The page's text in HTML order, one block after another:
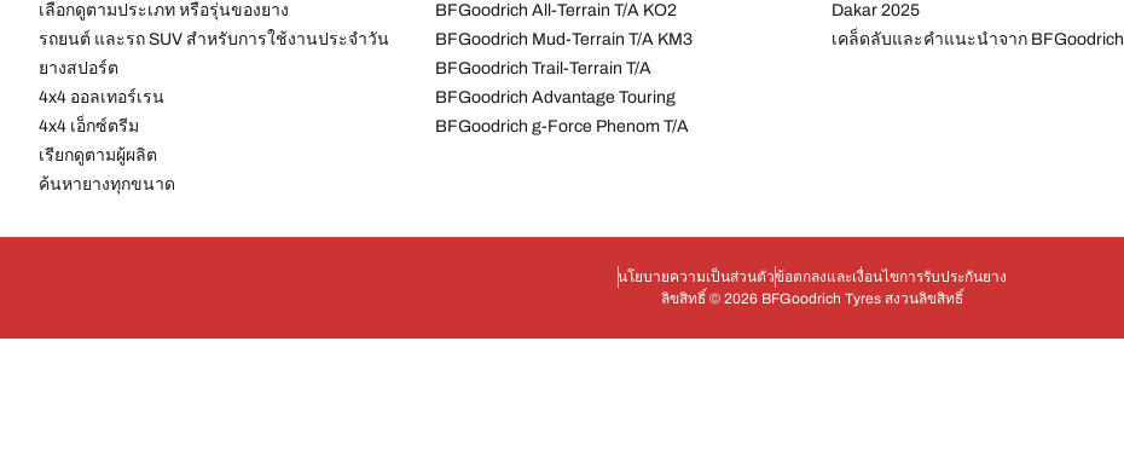
เลือกดูตามประเภท หรือรุ่นของยาง
รถยนต์ และรถ SUV สำหรับการใช้งานประจำวัน
ยางสปอร์ต
4x4 ออลเทอร์เรน​
4x4 เอ็กซ์ตรีม​
เรียกดูตามผู้ผลิต
ค้นหายางทุกขนาด
BFGoodrich All-Terrain T/A KO2
BFGoodrich Mud-Terrain T/A KM3
BFGoodrich Trail-Terrain T/A
BFGoodrich Advantage Touring
BFGoodrich g-Force Phenom T/A
Dakar 2025
เคล็ดลับและคำแนะนำจาก BFGoodrich
นโยบายความเป็นส่วนตัวข้อตกลงและเงื่อนไขการรับประกันยาง
ลิขสิทธิ์ © 2026 BFGoodrich Tyres สงวนลิขสิทธิ์